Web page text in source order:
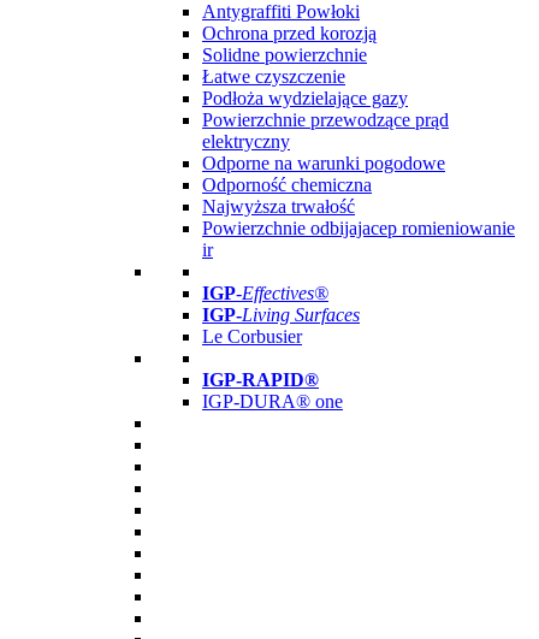
Antygraffiti Powłoki
Ochrona przed korozją
Solidne powierzchnie
Łatwe czyszczenie
Podłoża wydzielające gazy
Powierzchnie przewodzące prąd
elektryczny
Odporne na warunki pogodowe
Odporność chemiczna
Najwyższa trwałość
Powierzchnie odbijajacep romieniowanie
ir
IGP-Effectives®
IGP-Living Surfaces
Le Corbusier
IGP-RAPID®
IGP-DURA® one